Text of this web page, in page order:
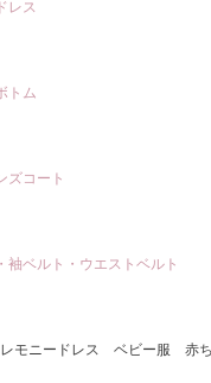
レス
トム
ズコート
袖ベルト・ウエストベルト
モニードレス ベビー服 赤